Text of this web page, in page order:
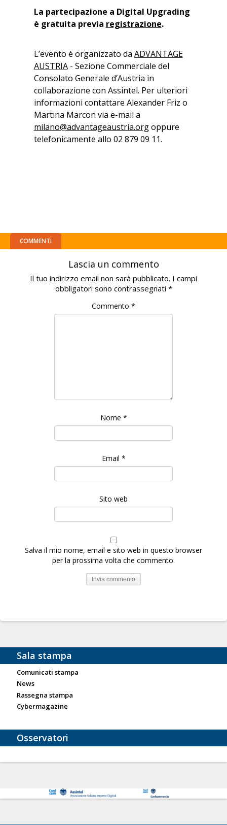
La partecipazione a Digital Upgrading
è gratuita previa registrazione.
L’evento è organizzato da ADVANTAGE
AUSTRIA- Sezione Commerciale del
Consolato Generale d’Austria in
collaborazione con Assintel. Per ulteriori
informazioni contattare Alexander Friz o
Martina Marcon via e-mail a
milano@advantageaustria.orgoppure
telefonicamente allo 02 879 09 11.
COMMENTI
Lascia un commento
Il tuo indirizzo email non sarà pubblicato. I campi
obbligatori sono contrassegnati *
Commento *
Nome *
Email *
Sito web
Salva il mio nome, email e sito web in questo browser
per la prossima volta che commento.
Sala stampa
Comunicati stampa
News
Rassegna stampa
Cybermagazine
Osservatori